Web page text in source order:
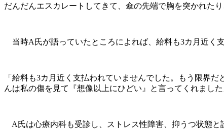
だんだんエスカレートしてきて、傘の先端で胸を突かれた
当時A氏が語っていたところによれば、給料も3カ月近く
「給料も3カ月近く支払われていませんでした。もう限界
んは私の傷を見て『想像以上にひどい』と言ってくれました
A氏は心療内科も受診し、ストレス性障害、抑うつ状態と